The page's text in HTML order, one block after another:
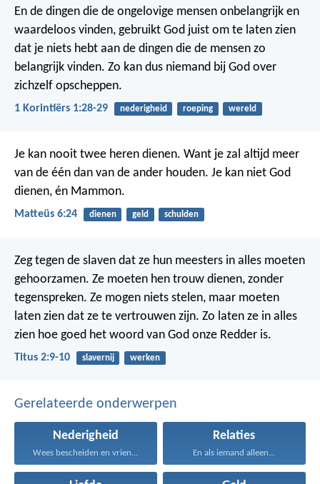
En de dingen die de ongelovige mensen onbelangrijk en
waardeloos vinden, gebruikt God juist om te laten zien
dat je niets hebt aan de dingen die de mensen zo
belangrijk vinden. Zo kan dus niemand bij God over
zichzelf opscheppen.
1 Korintiërs 1:28-29 nederigheid roeping wereld
Je kan nooit twee heren dienen. Want je zal altijd meer
van de één dan van de ander houden. Je kan niet God
dienen, én Mammon.
Matteüs 6:24 dienen geld schulden
Zeg tegen de slaven dat ze hun meesters in alles moeten
gehoorzamen. Ze moeten hen trouw dienen, zonder
tegenspreken. Ze mogen niets stelen, maar moeten
laten zien dat ze te vertrouwen zijn. Zo laten ze in alles
zien hoe goed het woord van God onze Redder is.
Titus 2:9-10 slavernij werken
Gerelateerde onderwerpen
Nederigheid
Wees bescheiden en vriendelijk...
Relaties
En als iemand alleen...